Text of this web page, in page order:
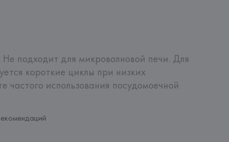
подходит для микроволновой печи. Для
короткие циклы при низких
частого использования посудомоечной